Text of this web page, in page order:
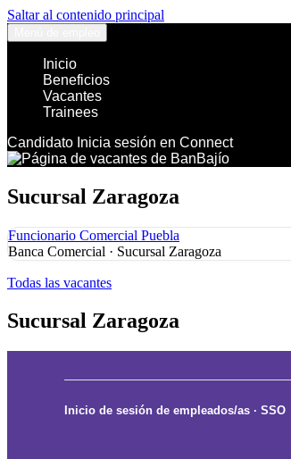
Saltar al contenido principal
Inicio
Beneficios
Vacantes
Trainees
Candidato Inicia sesión en Connect
Sucursal Zaragoza
Funcionario Comercial Puebla
Banca Comercial · Sucursal Zaragoza
Todas las vacantes
Sucursal Zaragoza
Inicio de sesión de empleados/as · SSO